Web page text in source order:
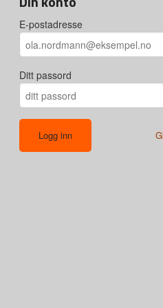
E-postadresse
Ditt passord